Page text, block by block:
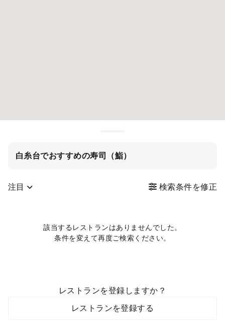
白糸台でおすすめの寿司（鮨）
注目 検索条件を修正
該当するレストランはありませんでした。
条件を変えて再度ご検索ください。
レストランを登録しますか？
レストランを登録する